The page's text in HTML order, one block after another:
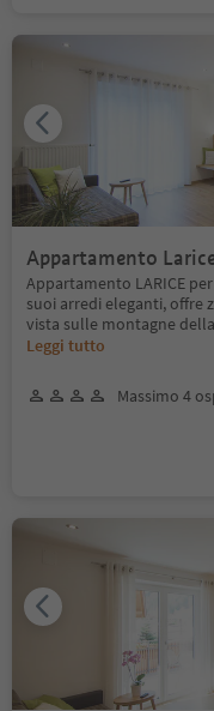
Appartamento
Appartamento LARICE
suoi arredi eleganti, offre
vista sulle montagne della
Leggi tutto
Massimo 4